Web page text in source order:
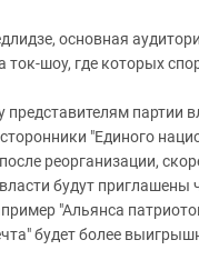
основная
ток-шоу, где которых
представителям партии
"Единого
реорганизации,
будут приглашены
"Альянса
будет более